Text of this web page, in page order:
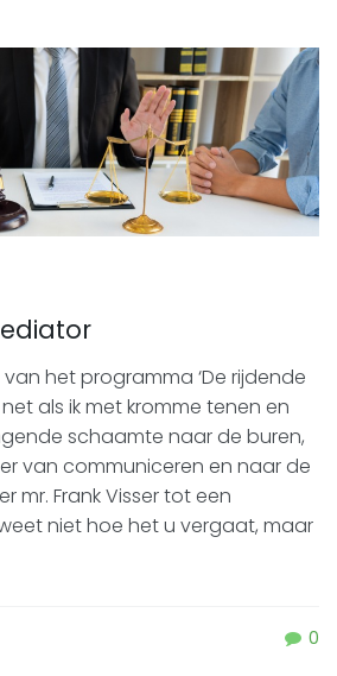
van het programma ‘De rijdende
net als ik met kromme tenen en
schaamte naar de buren,
van communiceren en naar de
mr. Frank Visser tot een
niet hoe het u vergaat, maar
0